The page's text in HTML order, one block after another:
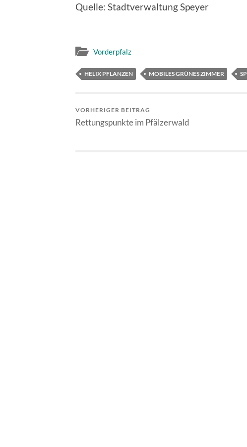
Quelle: Stadtverwaltung Speyer
Vorderpfalz
HELIX PFLANZEN MOBILES GRÜNES ZIMMER SP
VORHERIGER BEITRAG
Rettungspunkte im Pfälzerwald